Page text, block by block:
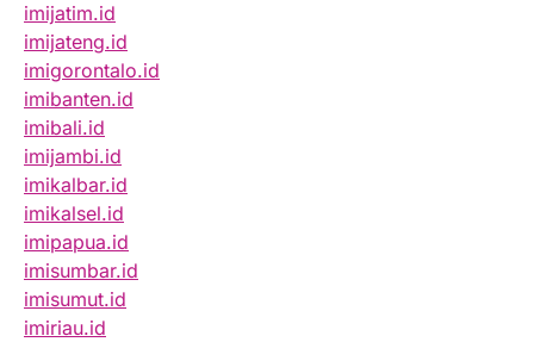
imijatim.id
imijateng.id
imigorontalo.id
imibanten.id
imibali.id
imijambi.id
imikalbar.id
imikalsel.id
imipapua.id
imisumbar.id
imisumut.id
imiriau.id